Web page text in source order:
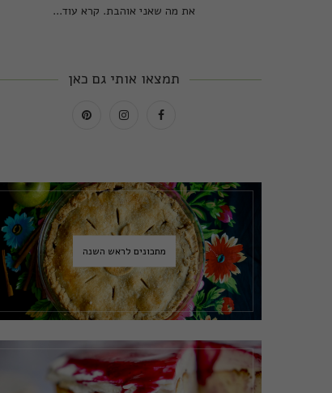
את מה שאני אוהבת. קרא עוד...
תמצאו אותי גם כאן
מתכונים לראש השנה